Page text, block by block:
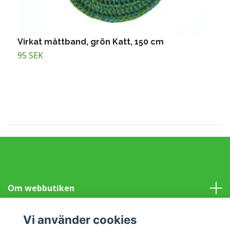
Virkat måttband, grön Katt, 150 cm
95 SEK
Om webbutiken
Information
Vi använder cookies